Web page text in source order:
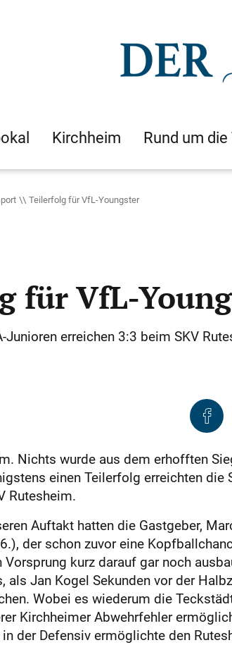
Kirchheim Rund um
Teilerfolg für VfL-Youngster
für VfL-
erreichen 3:3 beim SKV
Nichts wurde aus dem erhofften
einen Teilerfolg erreichten
Rutesheim.
Auftakt hatten die Gastgeber,
der schon zuvor eine
Vorsprung kurz darauf gar noch
als Jan Kogel Sekunden vor der
Wobei es wiederum die
Kirchheimer Abwehrfehler
der Defensiv ermöglichte den